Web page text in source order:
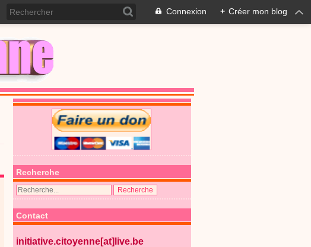
Connexion + Créer mon blog
Recherche
Contact
initiative.citoyenne[at]live.be